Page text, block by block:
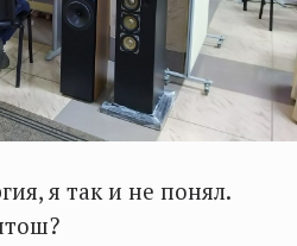
я так и не понял.